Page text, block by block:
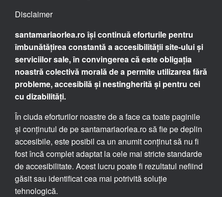
Disclaimer
santamariaorlea.ro își continuă eforturile pentru
îmbunătățirea constantă a accesibilității site-ului și
serviciilor sale, în convingerea că este obligația
noastră colectivă morală de a permite utilizarea fără
probleme, accesibilă și nestingherită și pentru cei
cu dizabilități.
În ciuda eforturilor noastre de a face ca toate paginile
și conținutul de pe santamariaorlea.ro să fie pe deplin
accesibile, este posibil ca un anumit conținut să nu fi
fost încă complet adaptat la cele mai stricte standarde
de accesibilitate. Acest lucru poate fi rezultatul nefiind
găsit sau identificat cea mai potrivită soluție
tehnologică.